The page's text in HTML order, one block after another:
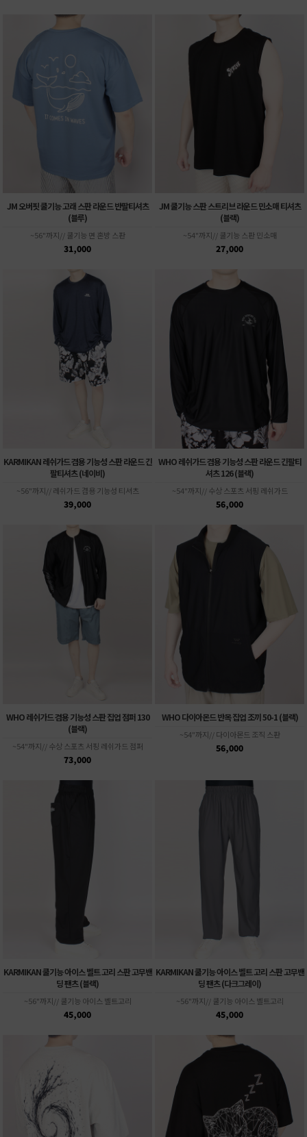
JM 오버핏 쿨기능 고래 스판 라운드 반팔티셔츠
(블루)
~56"까지// 쿨기능 면 혼방 스판
31,000
JM 쿨기능 스판 스트리브 라운드 민소매 티셔츠
(블랙)
~54"까지// 쿨기능 스판 민소매
27,000
KARMIKAN 레쉬가드 겸용 기능성 스판 라운드 긴
팔티셔츠 (네이비)
~56"까지// 레쉬가드 겸용 기능성 티셔츠
39,000
WHO 레쉬가드 겸용 기능성 스판 라운드 긴팔티
셔츠 126 (블랙)
~54"까지// 수상 스포츠 서핑 레쉬가드
56,000
WHO 레쉬가드 겸용 기능성 스판 집업 점퍼 130
(블랙)
~54"까지// 수상 스포츠 서핑 레쉬가드 점퍼
73,000
WHO 다이아몬드 반목 집업 조끼 50-1 (블랙)
~54"까지// 다이아몬드 조직 스판
56,000
KARMIKAN 쿨기능 아이스 벨트 고리 스판 고무밴
딩 팬츠 (블랙)
~56"까지// 쿨기능 아이스 벨트고리
45,000
KARMIKAN 쿨기능 아이스 벨트 고리 스판 고무밴
딩 팬츠 (다크그레이)
~56"까지// 쿨기능 아이스 벨트고리
45,000